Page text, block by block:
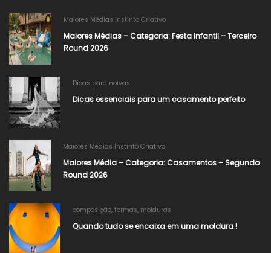
Maiores Médias Instinto Criativo
Maiores Médias – Categoria: Festa Infantil – Terceiro
Round 2026
Dicas para noivas
Dicas essenciais para um casamento perfeito
Maiores Médias Instinto Criativo
Maiores Média – Categoria: Casamentos – Segundo
Round 2026
composição, formas, molduras
Quando tudo se encaixa em uma moldura !